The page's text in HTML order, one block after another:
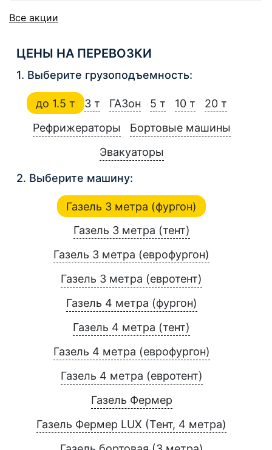
Все акции
ЦЕНЫ НА ПЕРЕВОЗКИ
1. Выберите грузоподъемность:
до 1.5 т 3 т ГАЗон 5 т 10 т
20 т
Рефрижераторы
Бортовые машины
Эвакуаторы
2. Выберите машину:
Газель 3 метра (фургон)
Газель 3 метра (тент)
Газель 3 метра (еврофургон)
Газель 3 метра (евротент)
Газель 4 метра (фургон)
Газель 4 метра (тент)
Газель 4 метра (еврофургон)
Газель 4 метра (евротент)
Газель Фермер
Газель Фермер LUX (Тент, 4 метра)